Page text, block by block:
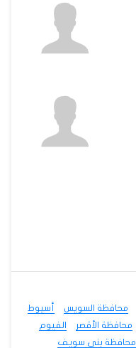
محافظة السويس
أسيوط
محافظة الأقصر
الفيوم
محافظة بنى سويف